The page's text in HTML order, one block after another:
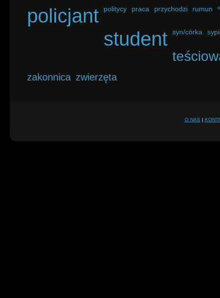
policjant politycy praca przychodzi rumun
student syn/córka
zakonnica zwierzęta
O NAS |